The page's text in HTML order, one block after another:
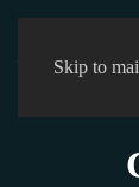
Skip to